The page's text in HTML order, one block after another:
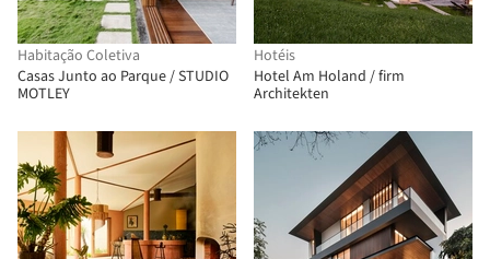
Habitação Coletiva
Casas Junto ao Parque / STUDIO
MOTLEY
Hotéis
Hotel Am Holand / firm
Architekten